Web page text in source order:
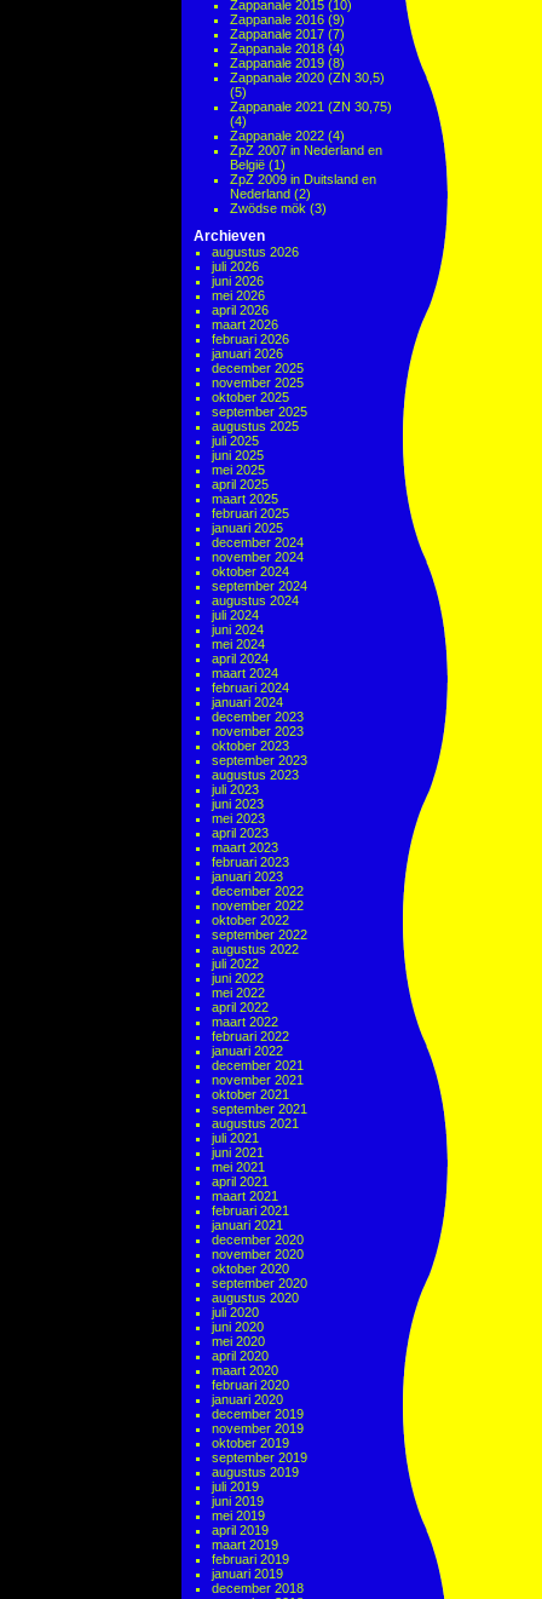
Zappanale 2015 (10)
Zappanale 2016 (9)
Zappanale 2017 (7)
Zappanale 2018 (4)
Zappanale 2019 (8)
Zappanale 2020 (ZN 30,5)
(5)
Zappanale 2021 (ZN 30,75)
(4)
Zappanale 2022 (4)
ZpZ 2007 in Nederland en
België (1)
ZpZ 2009 in Duitsland en
Nederland (2)
Zwödse mök (3)
Archieven
augustus 2026
juli 2026
juni 2026
mei 2026
april 2026
maart 2026
februari 2026
januari 2026
december 2025
november 2025
oktober 2025
september 2025
augustus 2025
juli 2025
juni 2025
mei 2025
april 2025
maart 2025
februari 2025
januari 2025
december 2024
november 2024
oktober 2024
september 2024
augustus 2024
juli 2024
juni 2024
mei 2024
april 2024
maart 2024
februari 2024
januari 2024
december 2023
november 2023
oktober 2023
september 2023
augustus 2023
juli 2023
juni 2023
mei 2023
april 2023
maart 2023
februari 2023
januari 2023
december 2022
november 2022
oktober 2022
september 2022
augustus 2022
juli 2022
juni 2022
mei 2022
april 2022
maart 2022
februari 2022
januari 2022
december 2021
november 2021
oktober 2021
september 2021
augustus 2021
juli 2021
juni 2021
mei 2021
april 2021
maart 2021
februari 2021
januari 2021
december 2020
november 2020
oktober 2020
september 2020
augustus 2020
juli 2020
juni 2020
mei 2020
april 2020
maart 2020
februari 2020
januari 2020
december 2019
november 2019
oktober 2019
september 2019
augustus 2019
juli 2019
juni 2019
mei 2019
april 2019
maart 2019
februari 2019
januari 2019
december 2018